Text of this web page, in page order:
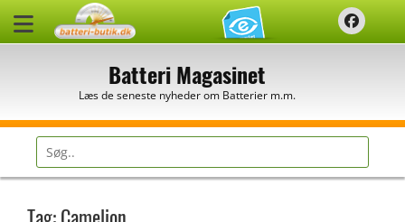
Batteri Magasinet
Læs de seneste nyheder om Batterier m.m.
Søg
efter: